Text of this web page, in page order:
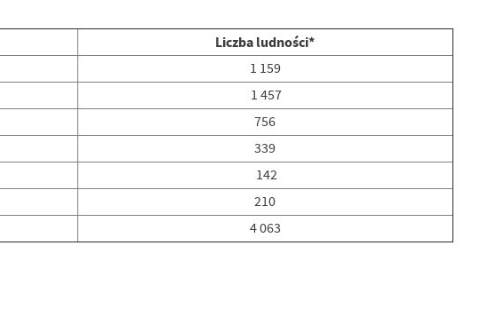
Liczba ludności*
1 159
1 457
756
339
142
210
4 063